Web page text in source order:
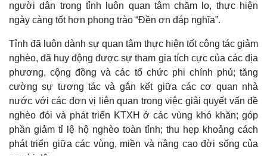
Quan sát
Cuộc sống đó đây
Video
Ảnh
Infographic
người dân trong tỉnh luôn quan tâm chăm lo, thực hiện
ngày càng tốt hơn phong trào “Đền ơn đáp nghĩa”.
Tỉnh đã luôn dành sự quan tâm thực hiện tốt công tác giảm
nghèo, đã huy động được sự tham gia tích cực của các địa
phương, cộng đồng và các tổ chức phi chính phủ; tăng
cường sự tương tác và gắn kết giữa các cơ quan nhà
nước với các đơn vị liên quan trong việc giải quyết vấn đề
nghèo đói và phát triển KTXH ở các vùng khó khăn; góp
phần giảm tỉ lệ hộ nghèo toàn tỉnh; thu hẹp khoảng cách
phát triển giữa các vùng, miền và nâng cao đời sống của